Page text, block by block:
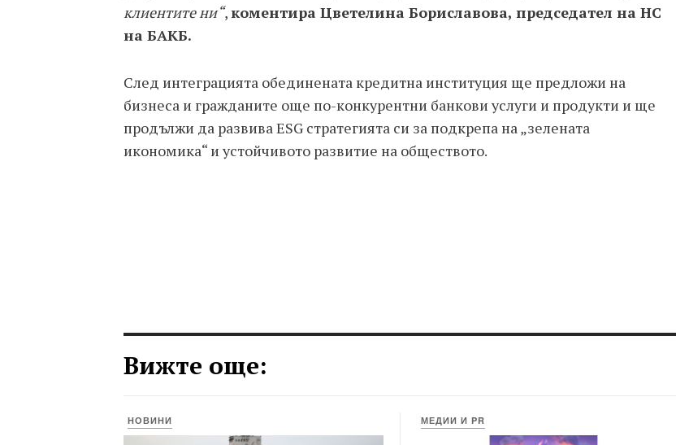
клиентите ни“,коментира Цветелина Бориславова, председател на НС
на БАКБ.
След интеграцията обединената кредитна институция ще предложи на
бизнеса и гражданите още по-конкурентни банкови услуги и продукти и ще
продължи да развива ESG стратегията си за подкрепа на „зелената
икономика“ и устойчивото развитие на обществото.
Вижте още:
НОВИНИ МЕДИИ И PR